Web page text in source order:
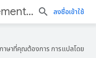
Android Management API ลงชื่อเข้าใช้
าษาที่คุณต้องการ การแปลโดย